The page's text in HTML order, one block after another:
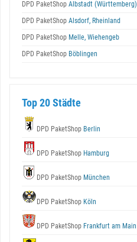
DPD PaketShop Albstadt (Württemberg)
DPD PaketShop Alsdorf, Rheinland
DPD PaketShop Melle, Wiehengeb
DPD PaketShop Böblingen
Top 20 Städte
DPD PaketShop Berlin
DPD PaketShop Hamburg
DPD PaketShop München
DPD PaketShop Köln
DPD PaketShop Frankfurt am Main